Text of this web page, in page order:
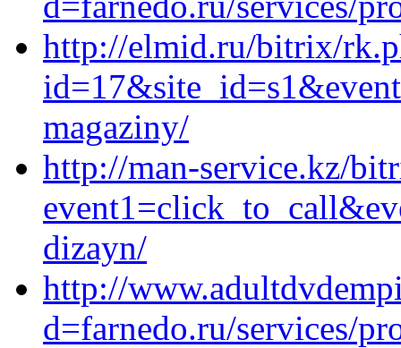
http://elmid.ru/bitrix/
magaziny/
http://man-service.kz/
dizayn/
http://
d=farnedo.ru/services/